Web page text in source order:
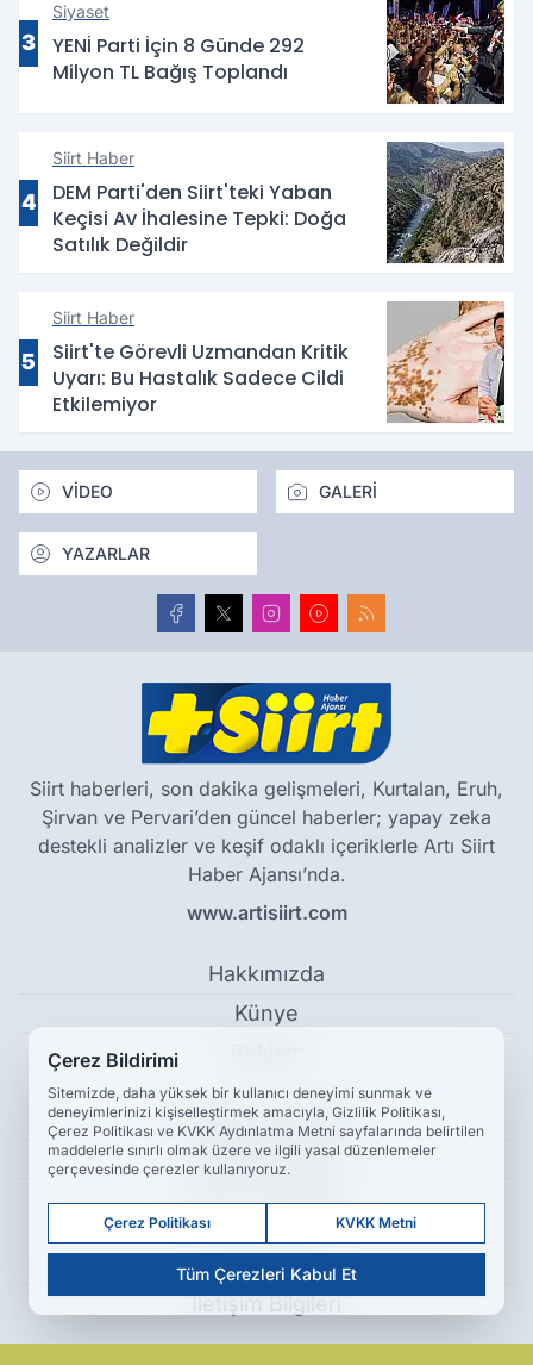
3
Siyaset
YENİ Parti İçin 8 Günde 292
Milyon TL Bağış Toplandı
4
Siirt Haber
DEM Parti'den Siirt'teki Yaban
Keçisi Av İhalesine Tepki: Doğa
Satılık Değildir
5
Siirt Haber
Siirt'te Görevli Uzmandan Kritik
Uyarı: Bu Hastalık Sadece Cildi
Etkilemiyor
VİDEO GALERİ
YAZARLAR
Siirt haberleri, son dakika gelişmeleri, Kurtalan, Eruh,
Şirvan ve Pervari’den güncel haberler; yapay zeka
destekli analizler ve keşif odaklı içeriklerle Artı Siirt
Haber Ajansı’nda.
www.artisiirt.com
Hakkımızda
Künye
Kullanım Koşulları
Gizlilik Politikası
Çerez Politikası
KVKK Metni
İletişim Bilgileri
Çerez Bildirimi
Sitemizde, daha yüksek bir kullanıcı deneyimi sunmak ve
deneyimlerinizi kişiselleştirmek amacıyla, Gizlilik Politikası,
Çerez Politikası ve KVKK Aydınlatma Metni sayfalarında belirtilen
maddelerle sınırlı olmak üzere ve ilgili yasal düzenlemeler
çerçevesinde çerezler kullanıyoruz.
Çerez Politikası KVKK Metni
Tüm Çerezleri Kabul Et